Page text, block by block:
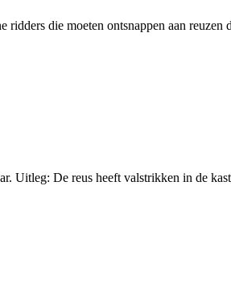
die moeten ontsnappen aan reuzen
De reus heeft valstrikken in de